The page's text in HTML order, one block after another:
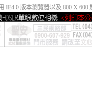
IE4.0 版本瀏覽器以及 800 X 600